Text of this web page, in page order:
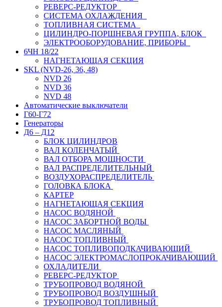
РЕВЕРС-РЕДУКТОР
СИСТЕМА ОХЛАЖДЕНИЯ
ТОПЛИВНАЯ СИСТЕМА
ЦИЛИНДРО-ПОРШНЕВАЯ ГРУППА, БЛОК
ЭЛЕКТРООБОРУДОВАНИЕ, ПРИБОРЫ
6ЧН 18/22
НАГНЕТАЮЩАЯ СЕКЦИЯ
SKL (NVD-26, 36, 48)
NVD 26
NVD 36
NVD 48
Автоматические выключатели
Г60-Г72
Генераторы
Д6 – Д12
БЛОК ЦИЛИНДРОВ
ВАЛ КОЛЕНЧАТЫЙ
ВАЛ ОТБОРА МОЩНОСТИ
ВАЛ РАСПРЕДЕЛИТЕЛЬНЫЙ
ВОЗДУХОРАСПРЕДЕЛИТЕЛЬ
ГОЛОВКА БЛОКА
КАРТЕР
НАГНЕТАЮЩАЯ СЕКЦИЯ
НАСОС ВОДЯНОЙ
НАСОС ЗАБОРТНОЙ ВОДЫ
НАСОС МАСЛЯНЫЙ
НАСОС ТОПЛИВНЫЙ
НАСОС ТОПЛИВОПОДКАЧИВАЮЩИЙ
НАСОС ЭЛЕКТРОМАСЛОПРОКАЧИВАЮЩИЙ
ОХЛАДИТЕЛИ
РЕВЕРС-РЕДУКТОР
ТРУБОПРОВОД ВОДЯНОЙ
ТРУБОПРОВОД ВОЗДУШНЫЙ
ТРУБОПРОВОД ТОПЛИВНЫЙ